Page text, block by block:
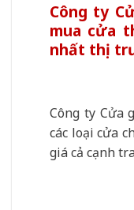
Công ty
mua cửa
nhất thị
Công ty Cửa
các loại cửa
giá cả cạnh